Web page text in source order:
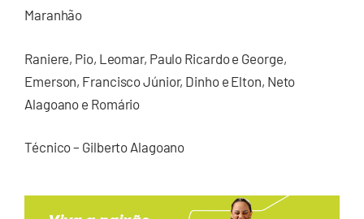
Maranhão
Raniere, Pio, Leomar, Paulo Ricardo e George,
Emerson, Francisco Júnior, Dinho e Elton, Neto
Alagoano e Romário
Técnico – Gilberto Alagoano